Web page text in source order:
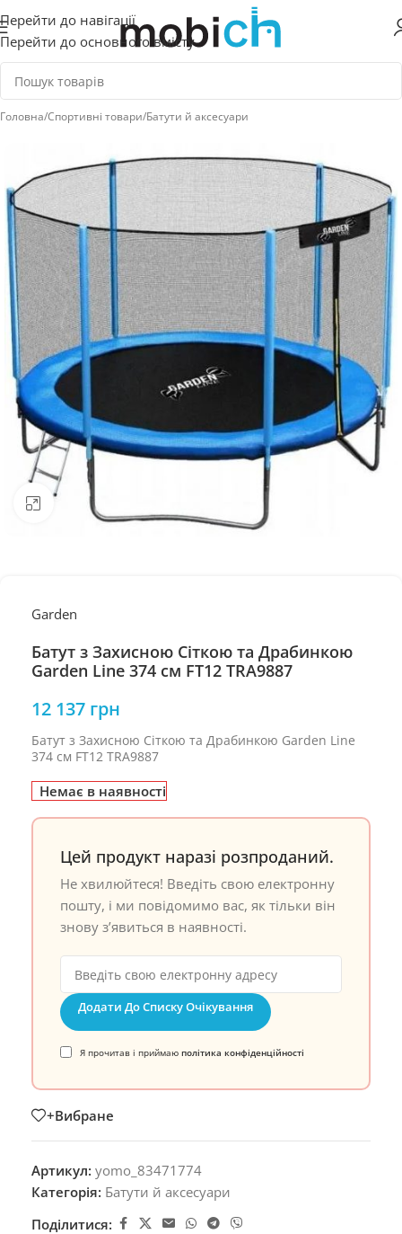
Перейти до навігації
Перейти до основного вмісту
Головна/Спортивні товари/Батути й аксесуари
Натисніть, щоб збільшити
Garden
Батут з Захисною Сіткою та Драбинкою
Garden Line 374 см FT12 TRA9887
12 137 грн
Батут з Захисною Сіткою та Драбинкою Garden Line
374 см FT12 TRA9887
Немає в наявності
Цей продукт наразі розпроданий.
Не хвилюйтеся! Введіть свою електронну
пошту, і ми повідомимо вас, як тільки він
знову з’явиться в наявності.
Додати До Списку Очікування
Я прочитав і приймаю політика конфіденційності
+Вибране
Артикул: yomo_83471774
Категорія: Батути й аксесуари
Поділитися: